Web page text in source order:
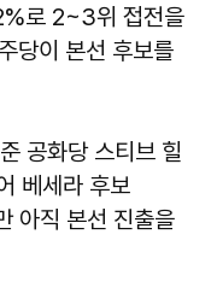
로 2~3위 접전을
당이 본선 후보를
공화당 스티브 힐
베세라 후보
아직 본선 진출을